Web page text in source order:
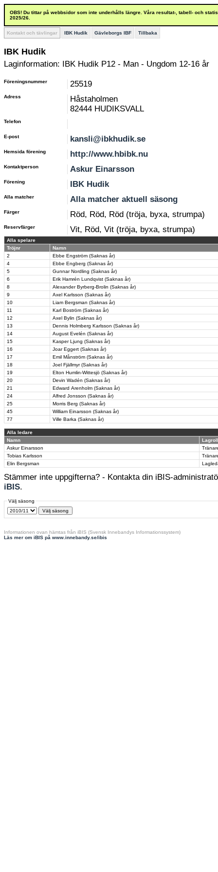
OBS! Du tittar på webbsidor som inte underhålls längre. Våra resultat-, tabell- och
2025/26.
Kontakt och tävlingar IBK Hudik Gävleborgs IBF Tillbaka
IBK Hudik
Laginformation: IBK Hudik P12 - Man - Ungdom 12-16 år
Föreningsnummer 25519
Adress
Håstaholmen
82444 HUDIKSVALL
Telefon
E-post kansli@ibkhudik.se
Hemsida förening http://www.hbibk.nu
Kontaktperson Askur Einarsson
Förening IBK Hudik
Alla matcher Alla matcher aktuell säsong
Färger Röd, Röd, Röd (tröja, byxa, strumpa)
Reservfärger Vit, Röd, Vit (tröja, byxa, strumpa)
Alla spelare
Tröjnr
Namn
2
Ebbe Engström (Saknas år)
4
Ebbe Engberg (Saknas år)
5
Gunnar Nordling (Saknas år)
6
Erik Hamrén Lundqvist (Saknas år)
8
Alexander Byrberg-Brolin (Saknas år)
9
Axel Karlsson (Saknas år)
10
Liam Bergsman (Saknas år)
11
Karl Boström (Saknas år)
12
Axel Bylin (Saknas år)
13
Dennis Holmberg Karlsson (Saknas år)
14
August Evelén (Saknas år)
15
Kasper Ljung (Saknas år)
16
Joar Eggert (Saknas år)
17
Emil Månström (Saknas år)
18
Joel Fjällmyr (Saknas år)
19
Elton Humlin-Wittesjö (Saknas år)
20
Devin Wadén (Saknas år)
21
Edward Arenholm (Saknas år)
24
Alfred Jonsson (Saknas år)
25
Morris Berg (Saknas år)
45
William Einarsson (Saknas år)
77
Ville Barka (Saknas år)
Alla ledare
Namn
Lagroll
Askur Einarsson
Tobias Karlsson
Elin Bergsman
Stämmer inte uppgifterna? - Kontakta din iBIS-
iBIS.
Välj säsong
Informationen ovan hämtas från iBIS (Svensk Innebandys Informationssystem)
Läs mer om iBIS på www.innebandy.se/ibis